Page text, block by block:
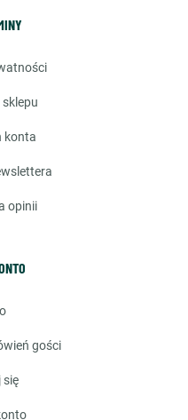
sklepu
konta
opinii
gości
się